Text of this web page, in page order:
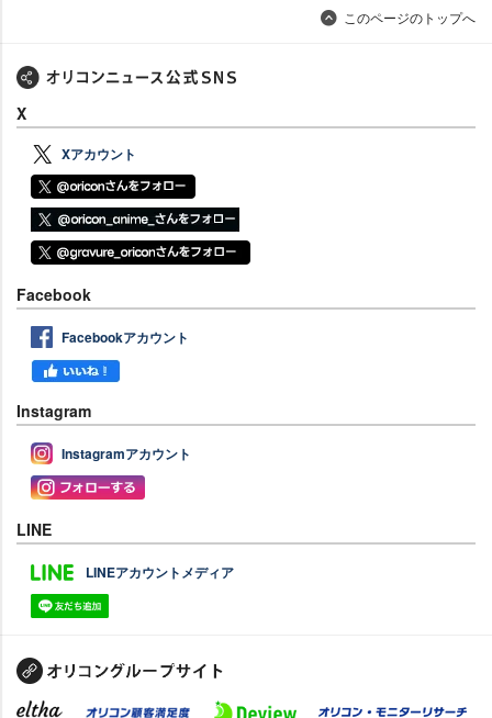
このページのトップへ
X
Xアカウント
Facebook
Facebookアカウント
Instagram
Instagramアカウント
LINE
LINEアカウントメディア